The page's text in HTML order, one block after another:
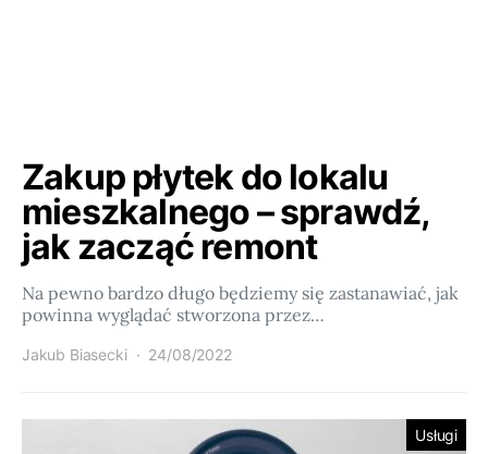
Zakup płytek do lokalu
mieszkalnego – sprawdź,
jak zacząć remont
Na pewno bardzo długo będziemy się zastanawiać, jak
powinna wyglądać stworzona przez…
Jakub Biasecki 24/08/2022
Usługi